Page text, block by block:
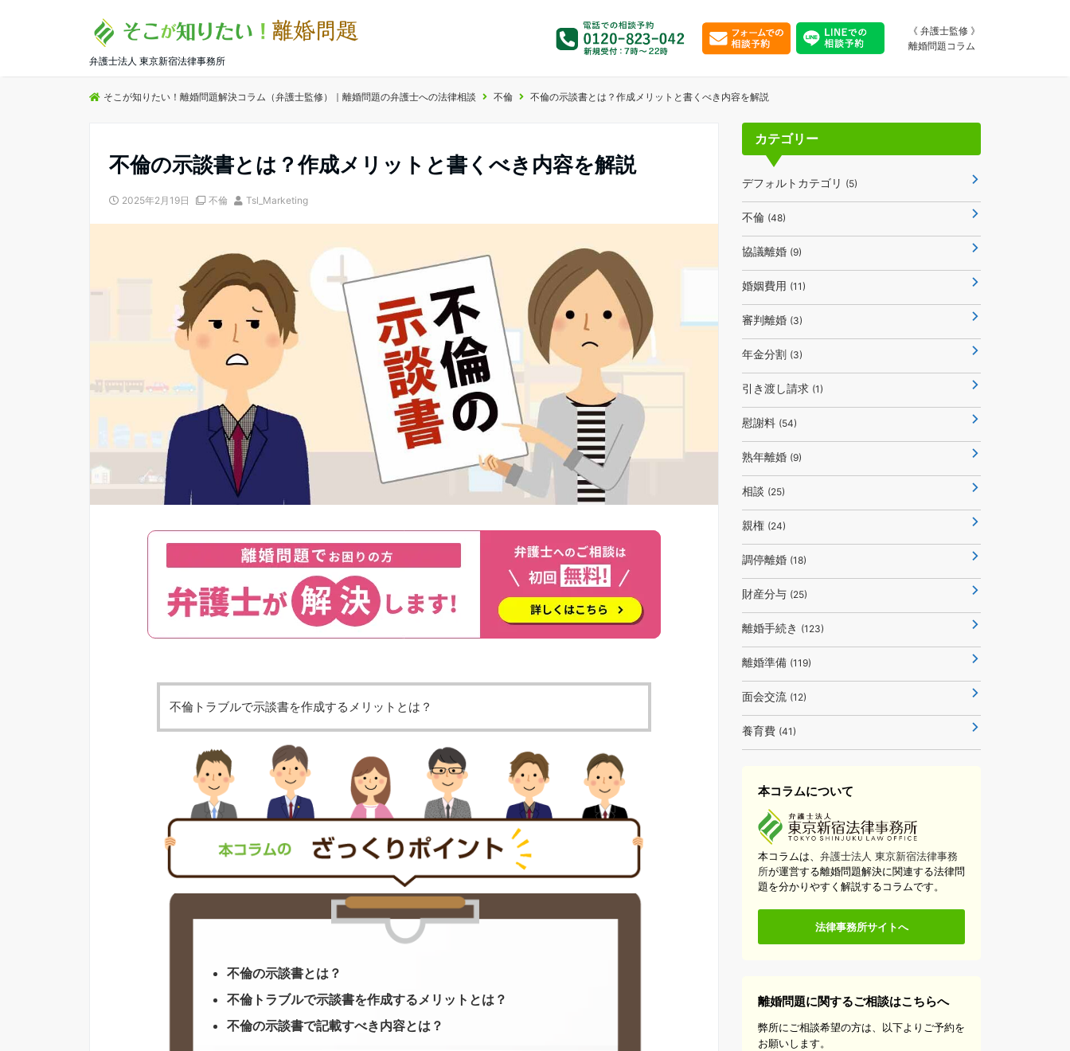
弁護士法人 東京新宿法律事務所
《 弁護士監修 》
離婚問題コラム
そこが知りたい！離婚問題解決コラム（弁護士監修）｜離婚問題の弁護士への法律相談 不倫 不倫の示談書とは？作成メリットと書くべき内容を解説
不倫の示談書とは？作成メリットと書くべき内容を解説
2025年2月19日 不倫 Tsl_Marketing
不倫トラブルで示談書を作成するメリットとは？
不倫の示談書とは？
不倫トラブルで示談書を作成するメリットとは？
不倫の示談書で記載すべき内容とは？
カテゴリー
デフォルトカテゴリ (5)
不倫 (48)
協議離婚 (9)
婚姻費用 (11)
審判離婚 (3)
年金分割 (3)
引き渡し請求 (1)
慰謝料 (54)
熟年離婚 (9)
相談 (25)
親権 (24)
調停離婚 (18)
財産分与 (25)
離婚手続き (123)
離婚準備 (119)
面会交流 (12)
養育費 (41)
本コラムについて
本コラムは、 弁護士法人 東京新宿法律事務
所が運営する離婚問題解決に関連する法律問
題を分かりやすく解説するコラムです。
法律事務所サイトへ
離婚問題に関するご相談はこちらへ
弊所にご相談希望の方は、以下よりご予約を
お願いします。